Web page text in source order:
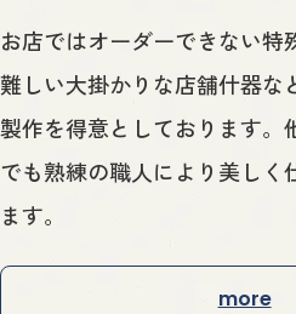
お店ではオーダーできない特
難しい大掛かりな店舗什器な
製作を得意としております。
でも熟練の職人により美しく
ます。
more